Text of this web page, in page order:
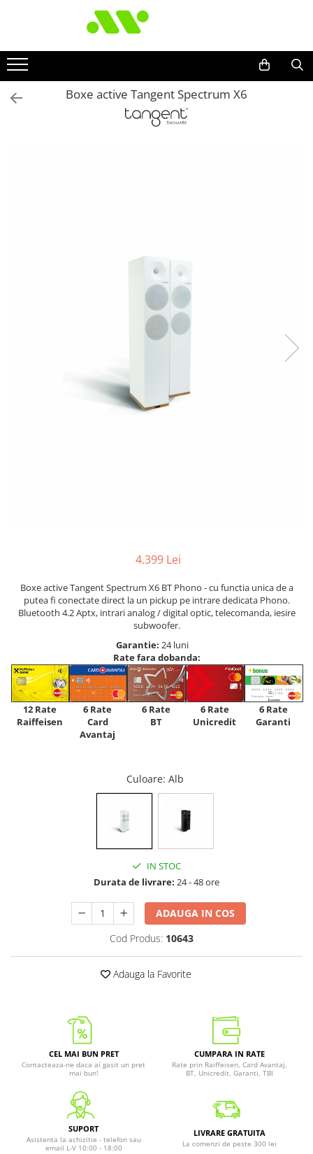
Boxe active Tangent Spectrum X6
4.399 Lei
Boxe active Tangent Spectrum X6 BT Phono - cu functia unica de a
putea fi conectate direct la un pickup pe intrare dedicata Phono.
Bluetooth 4.2 Aptx, intrari analog / digital optic, telecomanda, iesire
subwoofer.
Garantie: 24 luni
Rate fara dobanda:
12 Rate
Raiffeisen
6 Rate
Card
Avantaj
6 Rate
BT
6 Rate
Unicredit
6 Rate
Garanti
Culoare: Alb
IN STOC
Durata de livrare: 24 - 48 ore
ADAUGA IN COS
Cod Produs: 10643
Adauga la Favorite
CEL MAI BUN PRET
Contacteaza-ne daca ai gasit un pret
mai bun!
CUMPARA IN RATE
Rate prin Raiffeisen, Card Avantaj,
BT, Unicredit, Garanti, TBI
SUPORT
Asistenta la achizitie - telefon sau
email L-V 10:00 - 18:00
LIVRARE GRATUITA
La comenzi de peste 300 lei